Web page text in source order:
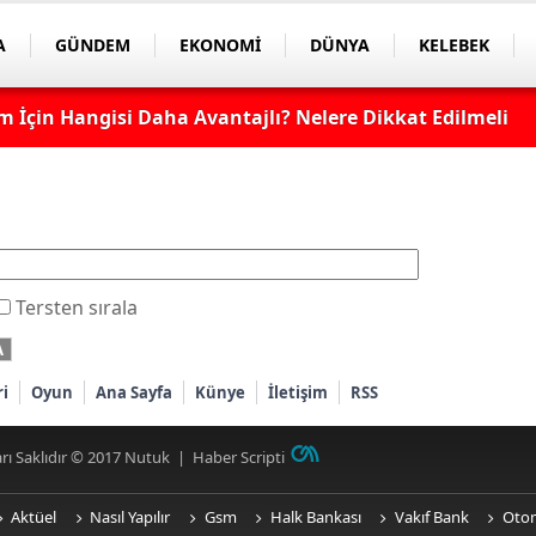
GÜNDEM EKONOMİ DÜNYA KELEBEK
İçin Hangisi Daha Avantajlı? Nelere Dikkat Edilmeli?
Tersten sırala
Oyun Ana Sayfa Künye İletişim RSS
Saklıdır © 2017 Nutuk | Haber Scripti
Aktüel Nasıl Yapılır Gsm Halk Bankası Vakıf Bank